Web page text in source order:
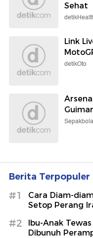
Sehat
Link
detikOto
Sepakbola
Berita Terpopuler
#1
Cara Diam-
Setop Perang
#2
Ibu-Anak
Dibunuh